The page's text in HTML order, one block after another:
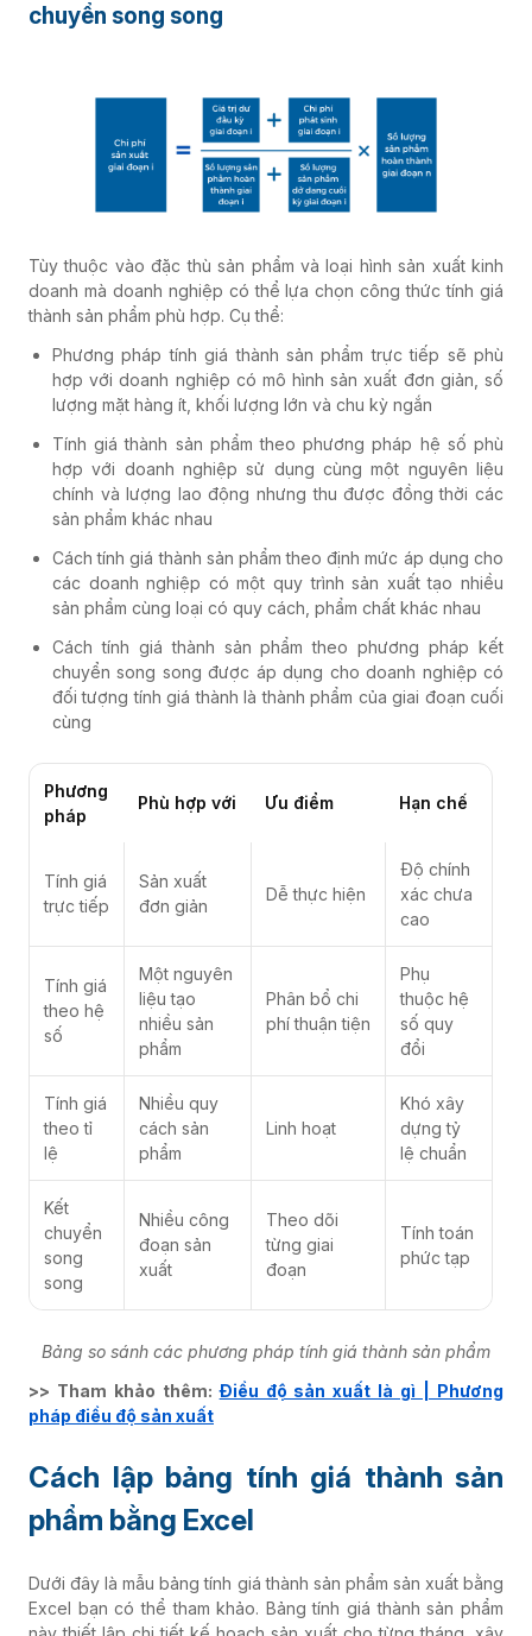
chuyển song song
Tùy thuộc vào đặc thù sản phẩm và loại hình sản xuất kinh
doanh mà doanh nghiệp có thể lựa chọn công thức tính giá
thành sản phẩm phù hợp. Cụ thể:
Phương pháp tính giá thành sản phẩm trực tiếp sẽ phù
hợp với doanh nghiệp có mô hình sản xuất đơn giản, số
lượng mặt hàng ít, khối lượng lớn và chu kỳ ngắn
Tính giá thành sản phẩm theo phương pháp hệ số phù
hợp với doanh nghiệp sử dụng cùng một nguyên liệu
chính và lượng lao động nhưng thu được đồng thời các
sản phẩm khác nhau
Cách tính giá thành sản phẩm theo định mức áp dụng cho
các doanh nghiệp có một quy trình sản xuất tạo nhiều
sản phẩm cùng loại có quy cách, phẩm chất khác nhau
Cách tính giá thành sản phẩm theo phương pháp kết
chuyển song song được áp dụng cho doanh nghiệp có
đối tượng tính giá thành là thành phẩm của giai đoạn cuối
cùng
Phương
pháp
Phù hợp với Ưu điểm Hạn chế
Tính giá
trực tiếp
Sản xuất
đơn giản
Dễ thực hiện
Độ chính
xác chưa
cao
Tính giá
theo hệ
số
Một nguyên
liệu tạo
nhiều sản
phẩm
Phân bổ chi
phí thuận tiện
Phụ
thuộc hệ
số quy
đổi
Tính giá
theo tỉ
lệ
Nhiều quy
cách sản
phẩm
Linh hoạt
Khó xây
dựng tỷ
lệ chuẩn
Kết
chuyển
song
song
Nhiều công
đoạn sản
xuất
Theo dõi
từng giai
đoạn
Tính toán
phức tạp
Bảng so sánh các phương pháp tính giá thành sản phẩm
>> Tham khảo thêm:Điều độ sản xuất là gì | Phương
pháp điều độ sản xuất
Cách lập bảng tính giá thành sản
phẩm bằng Excel
Dưới đây là mẫu bảng tính giá thành sản phẩm sản xuất bằng
Excel bạn có thể tham khảo. Bảng tính giá thành sản phẩm